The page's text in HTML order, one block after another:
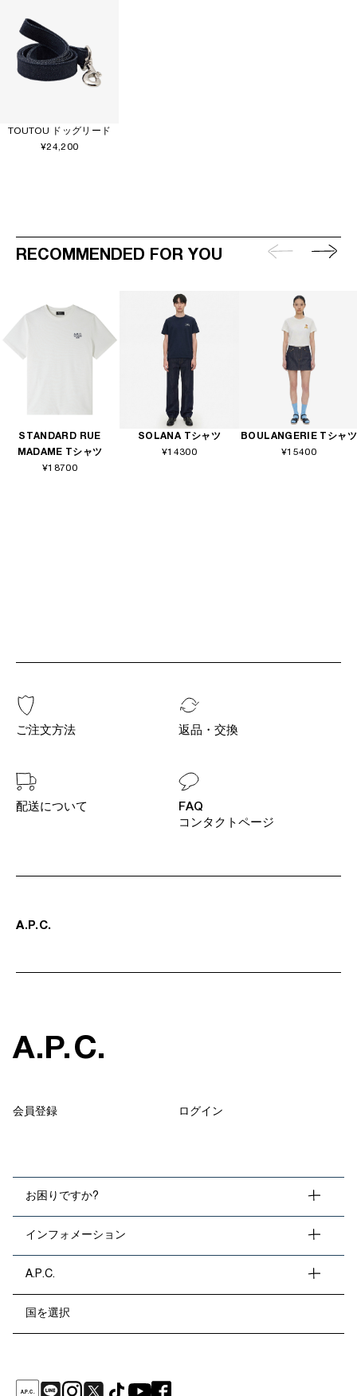
TOUTOU ドッグリード
¥24,200
RECOMMENDED FOR YOU
STANDARD RUE
MADAME Tシャツ
¥18700
SOLANA Tシャツ
¥14300
BOULANGERIE Tシャツ
¥15400
ご注文方法 返品・交換
配送について
FAQ
コンタクトページ
A.P. C.
A.P.C.
会員登録 ログイン
お困りですか?
インフォメーション
A.P.C.
国を選択
A P C
. .